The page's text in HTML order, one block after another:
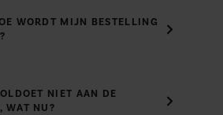
WORDT MIJN BESTELLING
NIET AAN DE
WAT NU?